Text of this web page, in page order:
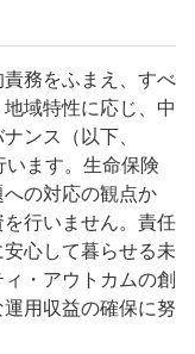
務をふまえ、すべ
域特性に応じ、中
ンス（以下、
います。生命保険
の対応の観点か
行いません。責任
心して暮らせる未
・アウトカムの創
用収益の確保に努